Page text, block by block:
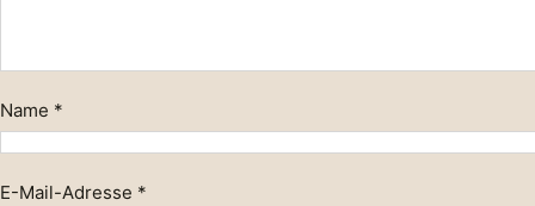
Name *
E-Mail-Adresse *